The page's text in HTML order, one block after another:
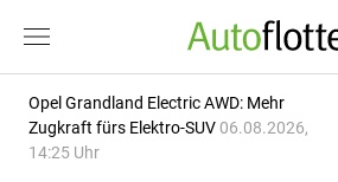
Opel Grandland Electric AWD: Mehr
Zugkraft fürs Elektro-SUV 06.08.2026,
14:25 Uhr